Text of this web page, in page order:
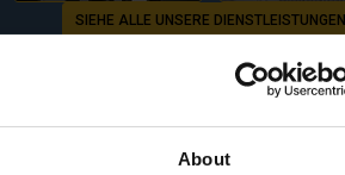
About
SIEHE ALLE UNSERE DIENSTLEISTUNGEN